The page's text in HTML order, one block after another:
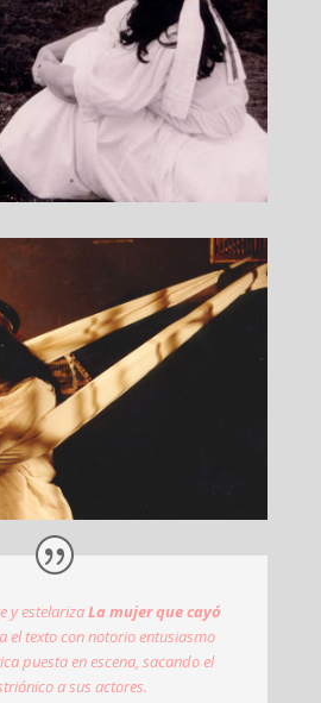
y estelarizaLa mujer que cayó
el texto con notorio entusiasmo
puesta en escena, sacando el
a sus actores.